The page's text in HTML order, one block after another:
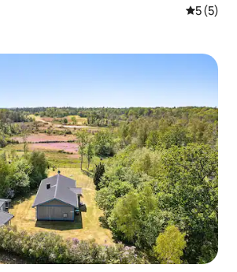
5 de
5 (5)